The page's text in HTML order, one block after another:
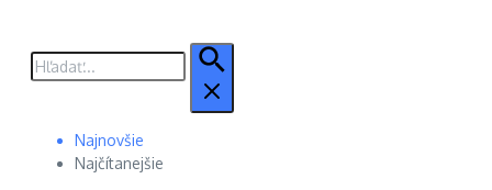
Hľadať:
Najnovšie
Najčítanejšie